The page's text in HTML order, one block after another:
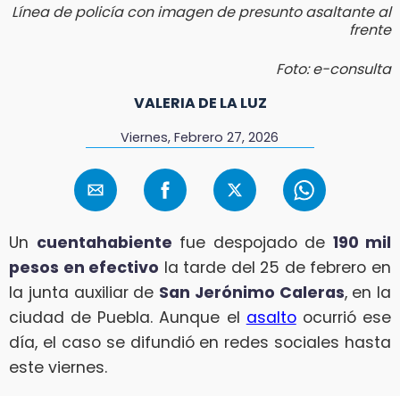
Línea de policía con imagen de presunto asaltante al
frente
Foto: e-consulta
VALERIA DE LA LUZ
Viernes, Febrero 27, 2026
Un cuentahabiente fue despojado de 190 mil
pesos en efectivo la tarde del 25 de febrero en
la junta auxiliar de San Jerónimo Caleras, en la
ciudad de Puebla. Aunque el asaltoocurrió ese
día, el caso se difundió en redes sociales hasta
este viernes.